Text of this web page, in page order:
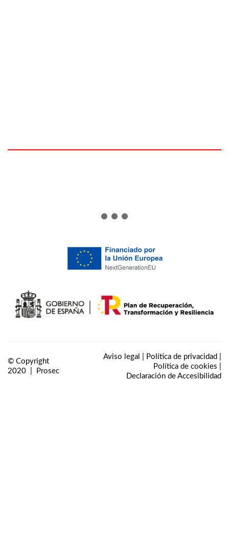
Aviso legal Política de privacidad
Política de cookies
Declaración de Accesibilidad
© Copyright
2020 |
Prosec